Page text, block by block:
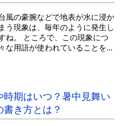
風の豪腕などで地表が水に浸か
う現象は、毎年のように発生し
ね。 ところで、この現象につ
な用語が使われていることを...
時期はいつ？暑中見舞い
き方とは？